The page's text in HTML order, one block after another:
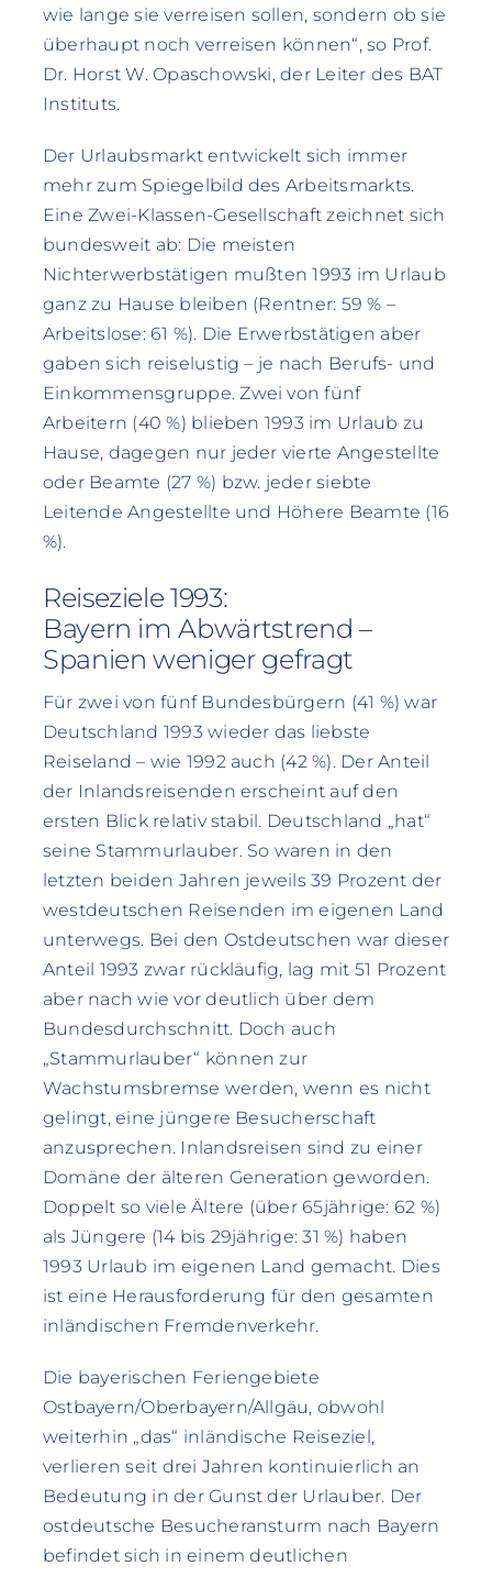
wie lange sie verreisen sollen, sondern ob sie
überhaupt noch verreisen können“, so Prof.
Dr. Horst W. Opaschowski, der Leiter des BAT
Instituts.
Der Urlaubsmarkt entwickelt sich immer
mehr zum Spiegelbild des Arbeitsmarkts.
Eine Zwei-Klassen-Gesellschaft zeichnet sich
bundesweit ab: Die meisten
Nichterwerbstätigen mußten 1993 im Urlaub
ganz zu Hause bleiben (Rentner: 59 % –
Arbeitslose: 61 %). Die Erwerbstätigen aber
gaben sich reiselustig – je nach Berufs- und
Einkommensgruppe. Zwei von fünf
Arbeitern (40 %) blieben 1993 im Urlaub zu
Hause, dagegen nur jeder vierte Angestellte
oder Beamte (27 %) bzw. jeder siebte
Leitende Angestellte und Höhere Beamte (16
%).
Reiseziele 1993:
Bayern im Abwärtstrend –
Spanien weniger gefragt
Für zwei von fünf Bundesbürgern (41 %) war
Deutschland 1993 wieder das liebste
Reiseland – wie 1992 auch (42 %). Der Anteil
der Inlandsreisenden erscheint auf den
ersten Blick relativ stabil. Deutschland „hat“
seine Stammurlauber. So waren in den
letzten beiden Jahren jeweils 39 Prozent der
westdeutschen Reisenden im eigenen Land
unterwegs. Bei den Ostdeutschen war dieser
Anteil 1993 zwar rückläufig, lag mit 51 Prozent
aber nach wie vor deutlich über dem
Bundesdurchschnitt. Doch auch
„Stammurlauber“ können zur
Wachstumsbremse werden, wenn es nicht
gelingt, eine jüngere Besucherschaft
anzusprechen. Inlandsreisen sind zu einer
Domäne der älteren Generation geworden.
Doppelt so viele Ältere (über 65jährige: 62 %)
als Jüngere (14 bis 29jährige: 31 %) haben
1993 Urlaub im eigenen Land gemacht. Dies
ist eine Herausforderung für den gesamten
inländischen Fremdenverkehr.
Die bayerischen Feriengebiete
Ostbayern/Oberbayern/Allgäu, obwohl
weiterhin „das“ inländische Reiseziel,
verlieren seit drei Jahren kontinuierlich an
Bedeutung in der Gunst der Urlauber. Der
ostdeutsche Besucheransturm nach Bayern
befindet sich in einem deutlichen